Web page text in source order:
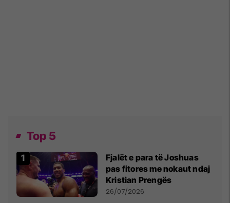
Top 5
Fjalët e para të Joshuas
pas fitores me nokaut ndaj
Kristian Prengës
26/07/2026